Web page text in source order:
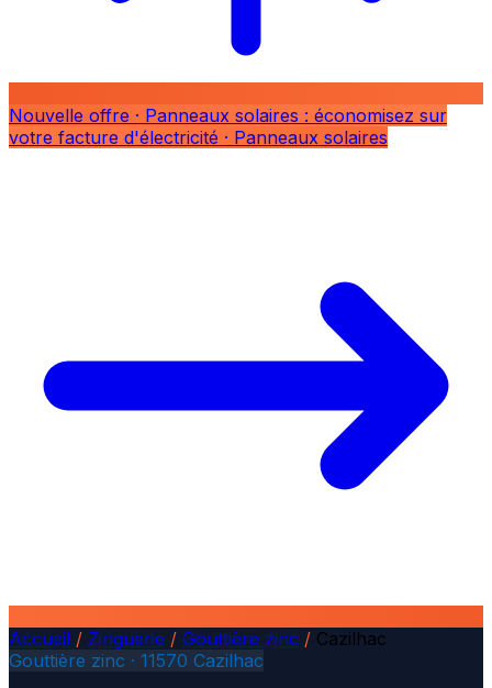
Nouvelle offre · Panneaux solaires : économisez sur
votre facture d'électricité · Panneaux solaires
Accueil / Zinguerie / Gouttière zinc / Cazilhac
Gouttière zinc · 11570 Cazilhac